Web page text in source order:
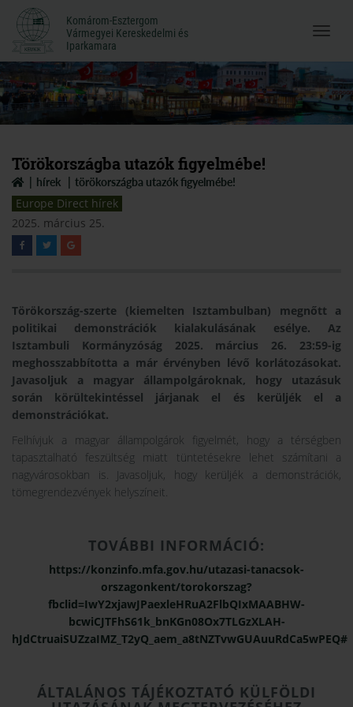
Komárom-Esztergom
Vármegyei Kereskedelmi és
Iparkamara
Komárom-Esztergom
Vármegyei Kereskedelmi és
Iparkamara
Menü
Törökországba utazók figyelmébe!
hírek törökországba utazók figyelmébe!
Europe Direct hírek
2025. március 25.
Törökország-szerte (kiemelten Isztambulban) megnőtt a
politikai demonstrációk kialakulásának esélye. Az
Isztambuli Kormányzóság 2025. március 26. 23:59-ig
meghosszabbította a már érvényben lévő korlátozásokat.
Javasoljuk a magyar állampolgároknak, hogy utazásuk
során körültekintéssel járjanak el és kerüljék el a
demonstrációkat.
Felhívjuk a magyar állampolgárok figyelmét, hogy a térségben
tapasztalható feszültség miatt tüntetésekre lehet számítani a
nagyvárosokban is. Javasoljuk, hogy kerüljék a demonstrációk,
tömegrendezvények helyszíneit.
TOVÁBBI INFORMÁCIÓ:
https://konzinfo.mfa.gov.hu/utazasi-tanacsok-
orszagonkent/torokorszag?
fbclid=IwY2xjawJPaexleHRuA2FlbQIxMAABHW-
bcwiCJTFhS61k_bnKGn08Ox7TLGzXLAH-
hJdCtruaiSUZzaIMZ_T2yQ_aem_a8tNZTvwGUAuuRdCa5wPEQ#
ÁLTALÁNOS TÁJÉKOZTATÓ KÜLFÖLDI